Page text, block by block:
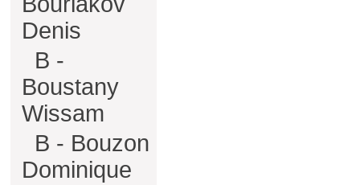
Denis
B -
Boustany
Wissam
B - Bouzon
Dominique